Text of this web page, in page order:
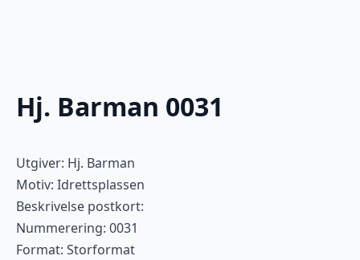
Hj. Barman 0031
Utgiver: Hj. Barman
Motiv: Idrettsplassen
Beskrivelse postkort:
Nummerering: 0031
Format: Storformat